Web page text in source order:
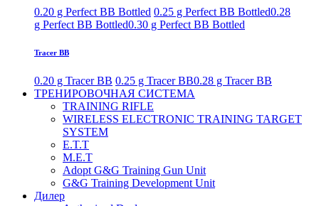
0.20 g Perfect BB Bottled 0.25 g Perfect BB Bottled0.28
g Perfect BB Bottled0.30 g Perfect BB Bottled
Tracer BB
0.20 g Tracer BB 0.25 g Tracer BB0.28 g Tracer BB
ТРЕНИРОВОЧНАЯ СИСТЕМА
TRAINING RIFLE
WIRELESS ELECTRONIC TRAINING TARGET
SYSTEM
E.T.T
M.E.T
Adopt G&G Training Gun Unit
G&G Training Development Unit
Дилер